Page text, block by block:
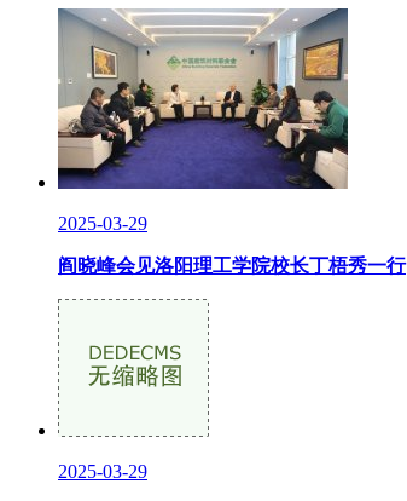
2025-03-29
阎晓峰会见洛阳理工学院校长丁梧秀一行
2025-03-29